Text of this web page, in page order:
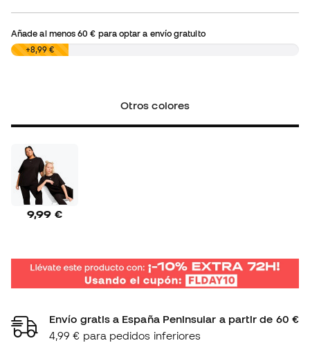
Añade al menos60 € para optar a envío gratuito
0,00 €+8,99 €
Otros colores
9,99 €
Envío gratis a España Peninsular a partir de 60 €
4,99 € para pedidos inferiores